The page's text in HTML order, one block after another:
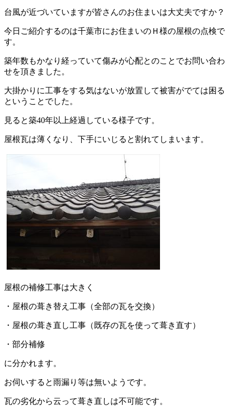
台風が近づいていますが皆さんのお住まいは大丈夫ですか？
今日ご紹介するのは千葉市にお住まいのＨ様の屋根の点検で
す。
築年数もかなり経っていて傷みが心配とのことでお問い合わ
せを頂きました。
大掛かりに工事をする気はないが放置して被害がでては困る
ということでした。
見ると築40年以上経過している様子です。
屋根瓦は薄くなり、下手にいじると割れてしまいます。
屋根の補修工事は大きく
・屋根の葺き替え工事（全部の瓦を交換）
・屋根の葺き直し工事（既存の瓦を使って葺き直す）
・部分補修
に分かれます。
お伺いすると雨漏り等は無いようです。
瓦の劣化から云って葺き直しは不可能です。